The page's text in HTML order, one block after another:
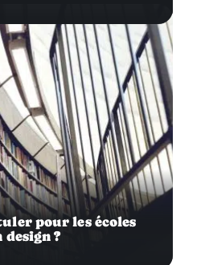
pour les écoles
design ?